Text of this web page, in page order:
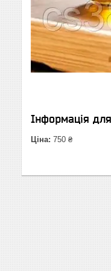
Інформація
Ціна: 750 ₴